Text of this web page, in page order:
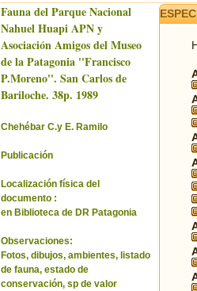
Fauna del Parque Nacional
Nahuel Huapi APN y
Asociación Amigos del Museo
de la Patagonia ''Francisco
P.Moreno''. San Carlos de
Bariloche. 38p. 1989
Chehébar C.y E. Ramilo
Publicación
Localización física del
documento :
en Biblioteca de DR Patagonia
Observaciones:
Fotos, dibujos, ambientes, listado
de fauna, estado de
conservación, sp de valor